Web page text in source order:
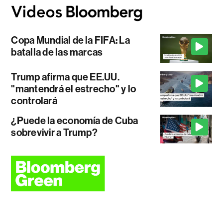
Copa Mundial de la FIFA: La
batalla de las marcas
Trump afirma que EE.UU.
"mantendrá el estrecho" y lo
controlará
¿Puede la economía de Cuba
sobrevivir a Trump?